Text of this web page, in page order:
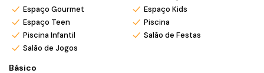
O condomínio oferece uma estrutura completa de lazer e
bem-estar, com ambientes pensados para todas as idades.
Entre os diferenciais estão piscinas, academia equipada, salão
de festas, espaço gourmet, playground, brinquedoteca,
quadra esportiva e diversas áreas de convivência que tornam
Espaço Gourmet
Espaço Kids
Espaço Teen
Piscina
Piscina Infantil
Salão de Festas
Salão de Jogos
Básico